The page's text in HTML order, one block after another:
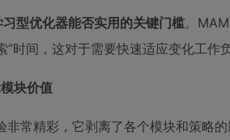
型优化器能否实用的关键门槛。
”时间，这对于需要快速适应变化工作
块价值
非常精彩，它剥离了各个模块和策略